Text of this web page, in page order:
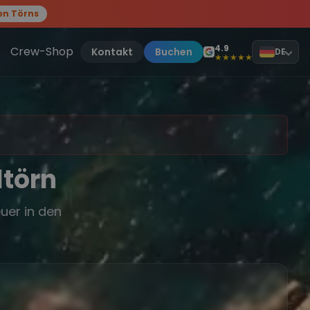
Törns
sei dabei.
Crew-Shop Kontakt Buchen 4.9
★★★★★ DE
in den